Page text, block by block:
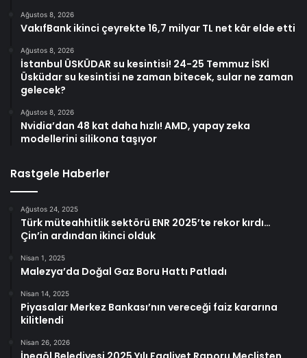
Ağustos 8, 2026
VakıfBank ikinci çeyrekte 16,7 milyar TL net kâr elde etti
Ağustos 8, 2026
İstanbul ÜSKÜDAR su kesintisi! 24-25 Temmuz İSKİ
Üsküdar su kesintisi ne zaman bitecek, sular ne zaman
gelecek?
Ağustos 8, 2026
Nvidia’dan 48 kat daha hızlı! AMD, yapay zeka
modellerini silikona taşıyor
Rastgele Haberler
Ağustos 24, 2025
Türk müteahhitlik sektörü ENR 2025’te rekor kırdı…
Çin’in ardından ikinci olduk
Nisan 1, 2025
Malezya’da Doğal Gaz Boru Hattı Patladı
Nisan 14, 2025
Piyasalar Merkez Bankası’nın vereceği faiz kararına
kilitlendi
Nisan 26, 2026